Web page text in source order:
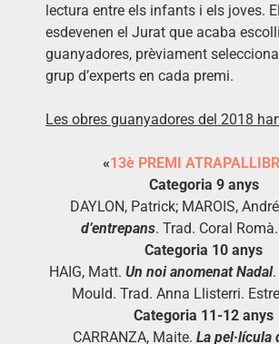
lectura entre els infants i els joves.
esdevenen el Jurat que acaba
guanyadores, prèviament
grup d’experts en cada premi.
Les obres guanyadores del 2018
«13è PREMI
Categoria 9 anys
DAYLON, Patrick; MAROIS,
d’entrepans. Trad. Coral
Categoria 10 anys
HAIG, Matt. Un noi anomenat Nadal.
Mould. Trad. Anna Llisterri.
Categoria 11-12 anys
CARRANZA, Maite. La pel·lícula